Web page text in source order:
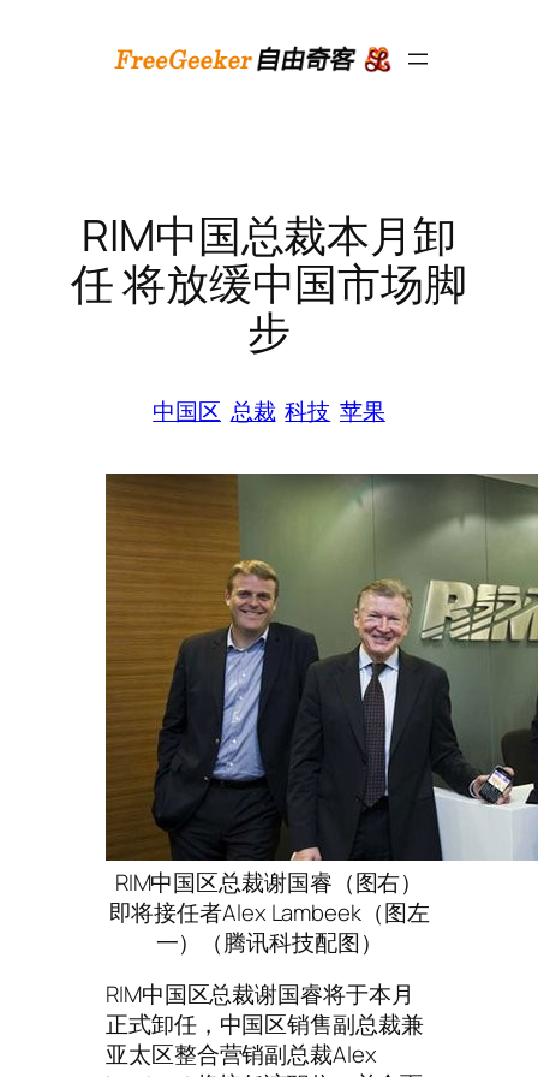
RIM中国总裁本月卸
任 将放缓中国市场脚
步
中国区 总裁 科技 苹果
RIM中国区总裁谢国睿（图右）
即将接任者Alex Lambeek（图左
一）（腾讯科技配图）
RIM中国区总裁谢国睿将于本月
正式卸任，中国区销售副总裁兼
亚太区整合营销副总裁Alex